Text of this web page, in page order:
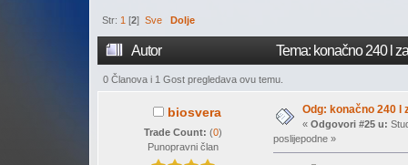
Str:1 [2]Sve Dolje
Autor Tema: konačno 240 l
0 Članova i 1 Gost pregledava ovu temu.
biosvera
Trade Count: (0)
Punopravni član
Odg: konačno 240 l
« Odgovori #25 u:
poslijepodne »